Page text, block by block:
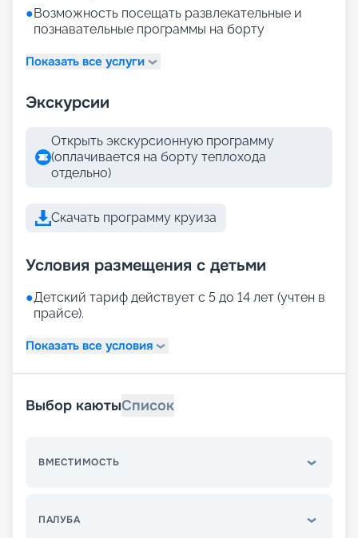
●Возможность посещать развлекательные и
познавательные программы на борту
Показать все услуги
Экскурсии
Открыть экскурсионную программу
(оплачивается на борту теплохода
отдельно)
Скачать программу круиза
Условия размещения с детьми
●Детский тариф действует с 5 до 14 лет (учтен в
прайсе).
Показать все условия
Выбор каютыСписок
ВМЕСТИМОСТЬ
ПАЛУБА